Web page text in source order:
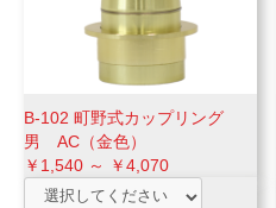
B-102 町野式カップリング
男 AC（金色）
￥1,540 ～ ￥4,070